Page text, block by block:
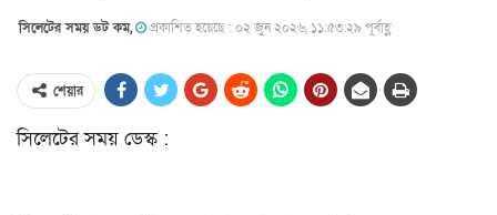
সিলেটের সময় ডট কম, প্রকাশিত হয়েছে : ০২ জুন ২০২৬, ১১:৫৩:২৯ পূর্বাহ্ণ
শেয়ার
সিলেটের সময় ডেস্ক :